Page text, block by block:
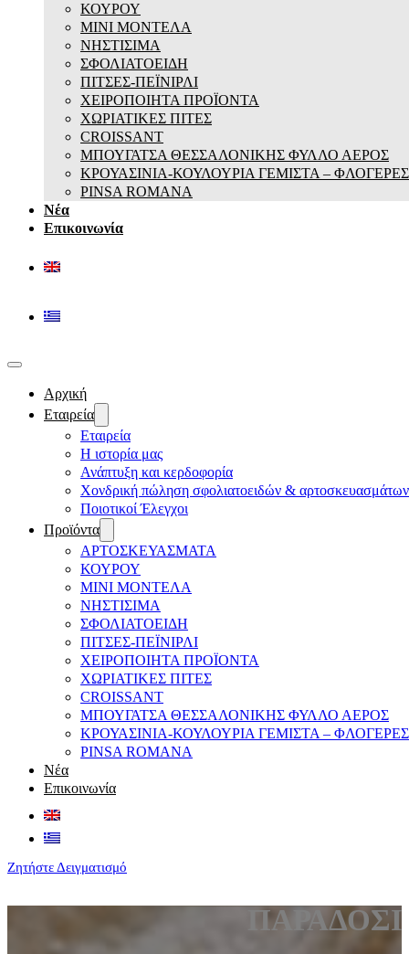
ΚΟΥΡΟΥ
ΜΙΝΙ ΜΟΝΤΕΛΑ
ΝΗΣΤΙΣΙΜΑ
ΣΦΟΛΙΑΤΟΕΙΔΗ
ΠΙΤΣΕΣ-ΠΕΪΝΙΡΛΙ
ΧΕΙΡΟΠΟΙΗΤΑ ΠΡΟΪΟΝΤΑ
ΧΩΡΙΑΤΙΚΕΣ ΠΙΤΕΣ
CROISSANT
ΜΠΟΥΓΑΤΣΑ ΘΕΣΣΑΛΟΝΙΚΗΣ ΦΥΛΛΟ ΑΕΡΟΣ
ΚΡΟΥΑΣΙΝΙΑ-ΚΟΥΛΟΥΡΙΑ ΓΕΜΙΣΤΑ – ΦΛΟΓΕΡΕΣ
PINSA ROMANA
Νέα
Επικοινωνία
Αρχική
Εταιρεία
Εταιρεία
Η ιστορία μας
Ανάπτυξη και κερδοφορία
Χονδρική πώληση σφολιατοειδών & αρτοσκευασμάτων
Ποιοτικοί Έλεγχοι
Προϊόντα
ΑΡΤΟΣΚΕΥΑΣΜΑΤΑ
ΚΟΥΡΟΥ
ΜΙΝΙ ΜΟΝΤΕΛΑ
ΝΗΣΤΙΣΙΜΑ
ΣΦΟΛΙΑΤΟΕΙΔΗ
ΠΙΤΣΕΣ-ΠΕΪΝΙΡΛΙ
ΧΕΙΡΟΠΟΙΗΤΑ ΠΡΟΪΟΝΤΑ
ΧΩΡΙΑΤΙΚΕΣ ΠΙΤΕΣ
CROISSANT
ΜΠΟΥΓΑΤΣΑ ΘΕΣΣΑΛΟΝΙΚΗΣ ΦΥΛΛΟ ΑΕΡΟΣ
ΚΡΟΥΑΣΙΝΙΑ-ΚΟΥΛΟΥΡΙΑ ΓΕΜΙΣΤΑ – ΦΛΟΓΕΡΕΣ
PINSA ROMANA
Νέα
Επικοινωνία
Ζητήστε Δειγματισμό